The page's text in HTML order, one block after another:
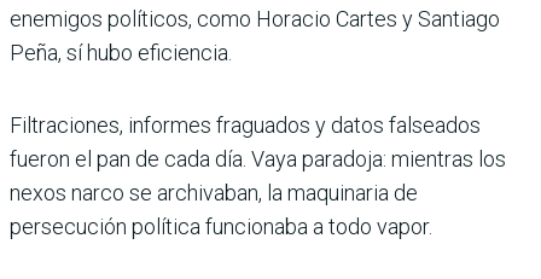
enemigos políticos, como Horacio Cartes y Santiago
Peña, sí hubo eficiencia.
Filtraciones, informes fraguados y datos falseados
fueron el pan de cada día. Vaya paradoja: mientras los
nexos narco se archivaban, la maqui­naria de
persecución política funcionaba a todo vapor.